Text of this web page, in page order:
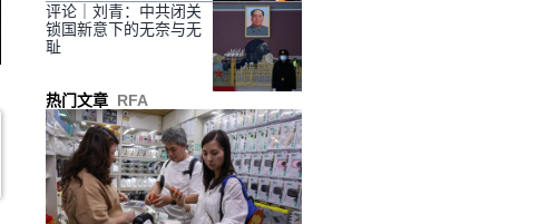
评论｜刘青：中共闭关
锁国新意下的无奈与无
耻
热门文章 RFA